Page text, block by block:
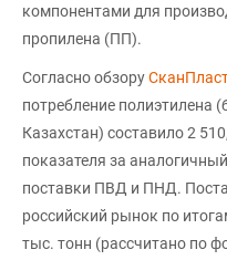
компонентами для
пропилена (ПП).
Согласно обзору
потребление полиэтилена
Казахстан) составило 2
показателя за
поставки ПВД и ПНД.
российский рынок по
тыс. тонн (рассчитано по